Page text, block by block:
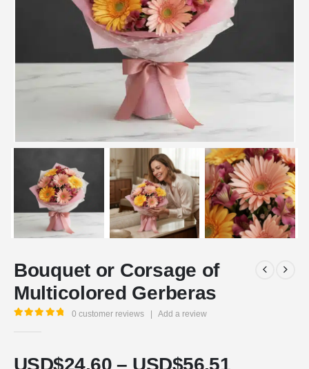
Bouquet or Corsage of
Multicolored Gerberas
0 customer reviews | Add a review
USD$24,60 – USD$56,51